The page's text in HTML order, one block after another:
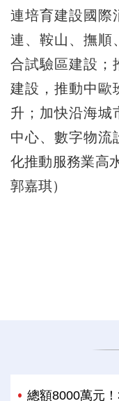
連培育建設國際
連、鞍山、撫順
合試驗區建設；
建設，推動中歐
升；加快沿海城
中心、數字物流
化推動服務業高
郭嘉琪）
總額8000萬元